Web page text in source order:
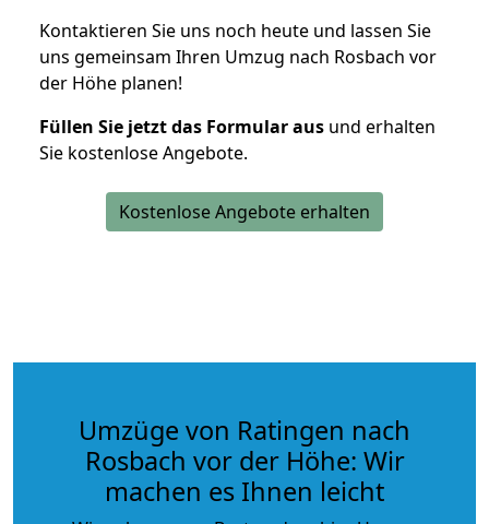
Kontaktieren Sie uns noch heute und lassen Sie
uns gemeinsam Ihren Umzug nach Rosbach vor
der Höhe planen!
Füllen Sie jetzt das Formular aus und erhalten
Sie kostenlose Angebote.
Kostenlose Angebote erhalten
Umzüge von Ratingen nach
Rosbach vor der Höhe: Wir
machen es Ihnen leicht